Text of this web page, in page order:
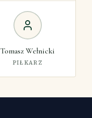
Tomasz Wełnicki
PIŁKARZ